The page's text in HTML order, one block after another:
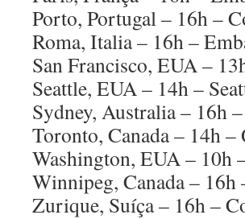
Porto, Portugal – 16h –
Roma, Italia – 16h –
San Francisco, EUA –
Seattle, EUA – 14h –
Sydney, Australia – 16h
Toronto, Canada – 14h –
Washington, EUA – 10h
Winnipeg, Canada – 16h
Zurique, Suíça – 16h –